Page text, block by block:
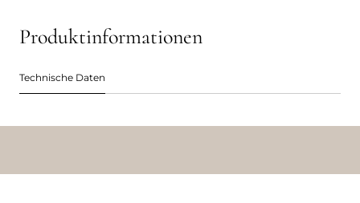
Produktinformationen
Technische Daten